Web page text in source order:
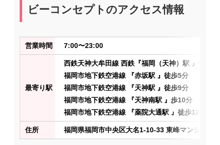
ビーコンセプトのアクセス情報
営業時間 7:00〜23:00
最寄り駅
西鉄天神大牟田線 西鉄『福岡（天神）駅 』徒歩8
福岡市地下鉄空港線 『赤坂駅 』徒歩5分
福岡市地下鉄空港線 『天神駅 』徒歩9分
福岡市地下鉄空港線 『天神南駅 』歩10分
福岡市地下鉄空港線 『薬院大通駅 』徒歩12分
住所 福岡県福岡市中央区大名1-10-33 東峰マンション